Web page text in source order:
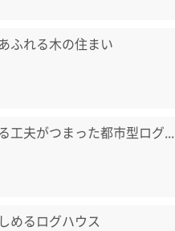
ふれる木の住まい
工夫がつまった都市型ログ...
めるログハウス